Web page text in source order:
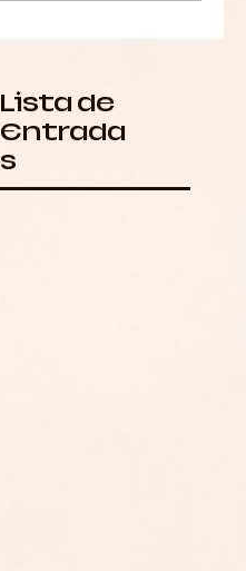
Lista de
Entrada
s